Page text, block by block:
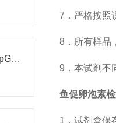
实验常用人肝癌细胞株(HepG2/Hep3B,HuH-7,MHCC97H,PLC/PRF/5)怎么选？
7．严格按照
8．所有样品
9．本试剂不
鱼促卵泡素
1．试剂盒